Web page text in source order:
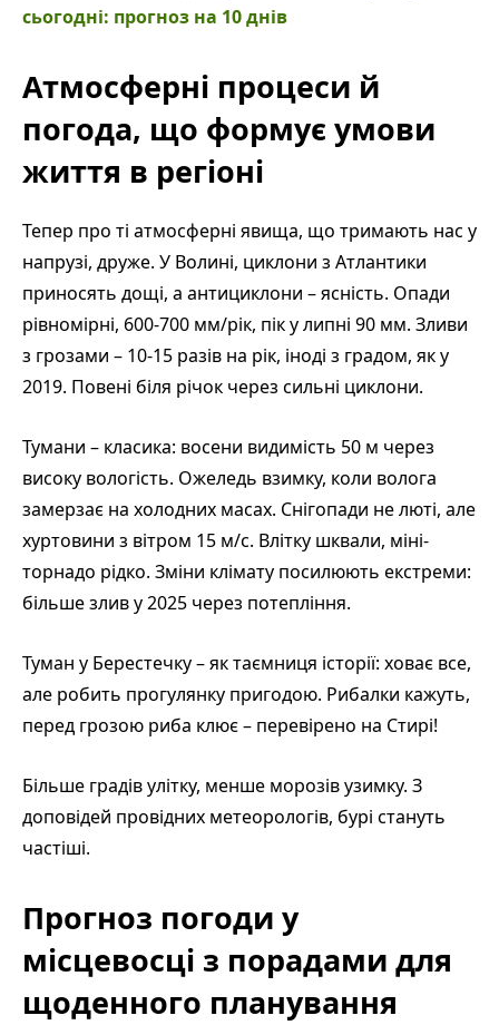
сьогодні: прогноз на 10 днів
Атмосферні процеси й
погода, що формує умови
життя в регіоні
Тепер про ті атмосферні явища, що тримають нас у
напрузі, друже. У Волині, циклони з Атлантики
приносять дощі, а антициклони – ясність. Опади
рівномірні, 600-700 мм/рік, пік у липні 90 мм. Зливи
з грозами – 10-15 разів на рік, іноді з градом, як у
2019. Повені біля річок через сильні циклони.
Тумани – класика: восени видимість 50 м через
високу вологість. Ожеледь взимку, коли волога
замерзає на холодних масах. Снігопади не люті, але
хуртовини з вітром 15 м/с. Влітку шквали, міні-
торнадо рідко. Зміни клімату посилюють екстреми:
більше злив у 2025 через потепління.
Туман у Берестечку – як таємниця історії: ховає все,
але робить прогулянку пригодою. Рибалки кажуть,
перед грозою риба клює – перевірено на Стирі!
Більше градів улітку, менше морозів узимку. З
доповідей провідних метеорологів, бурі стануть
частіші.
Прогноз погоди у
місцевосці з порадами для
щоденного планування